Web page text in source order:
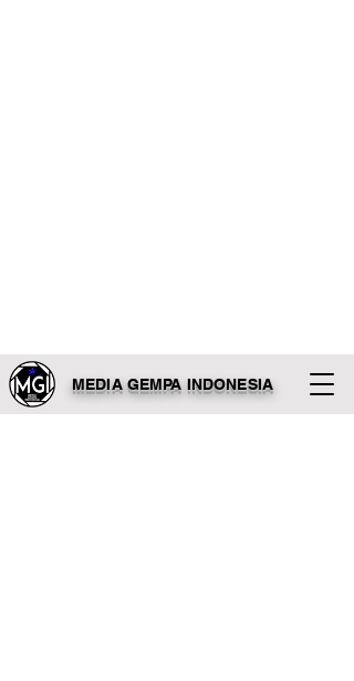
MEDIA GEMPA INDONESIA